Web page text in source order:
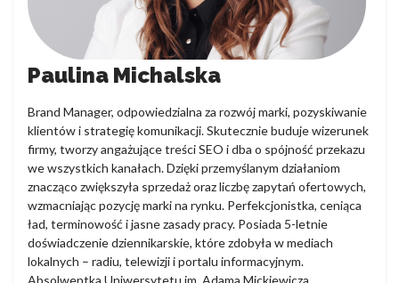
Paulina Michalska
Brand Manager, odpowiedzialna za rozwój marki, pozyskiwanie
klientów i strategię komunikacji. Skutecznie buduje wizerunek
firmy, tworzy angażujące treści SEO i dba o spójność przekazu
we wszystkich kanałach. Dzięki przemyślanym działaniom
znacząco zwiększyła sprzedaż oraz liczbę zapytań ofertowych,
wzmacniając pozycję marki na rynku. Perfekcjonistka, ceniąca
ład, terminowość i jasne zasady pracy. Posiada 5-letnie
doświadczenie dziennikarskie, które zdobyła w mediach
lokalnych – radiu, telewizji i portalu informacyjnym.
Absolwentka Uniwersytetu im. Adama Mickiewicza